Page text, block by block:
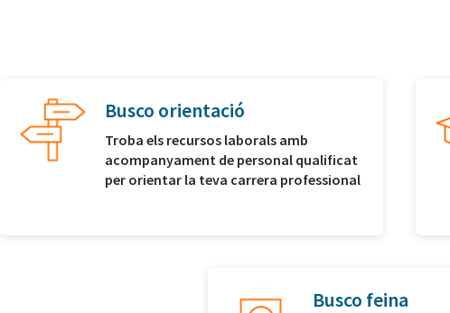
Busco orientació
Troba els recursos laborals amb
acompanyament de personal qualificat
per orientar la teva carrera professional
Busco feina